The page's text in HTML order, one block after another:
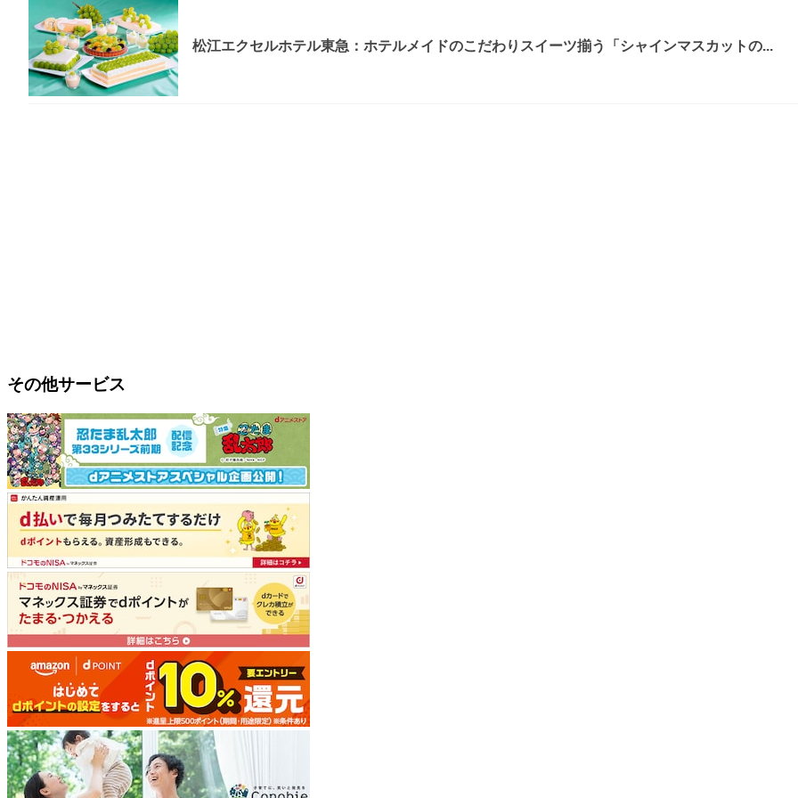
松江エクセルホテル東急：ホテルメイドのこだわりスイーツ揃う「シャインマスカットの...
その他サービス